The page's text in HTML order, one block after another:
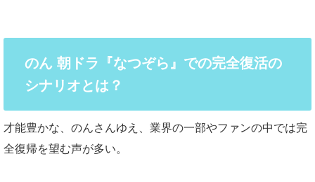
のん 朝ドラ『なつぞら』での完全復活の
シナリオとは？
才能豊かな、のんさんゆえ、業界の一部やファンの中では完
全復帰を望む声が多い。